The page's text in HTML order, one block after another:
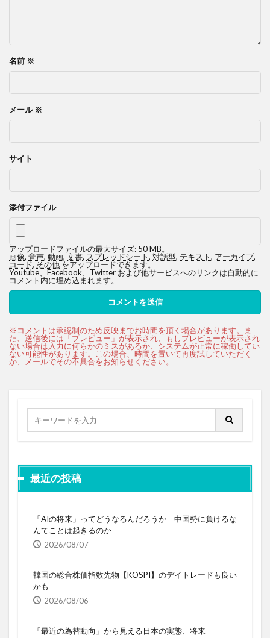
名前 ※
メール ※
サイト
添付ファイル
アップロードファイルの最大サイズ: 50 MB。
画像, 音声, 動画, 文書, スプレッドシート, 対話型, テキスト, アーカイブ,
コード,その他をアップロードできます。
Youtube、Facebook、Twitter および他サービスへのリンクは自動的に
コメント内に埋め込まれます。
最近の投稿
「AIの将来」ってどうなるんだろうか 中国勢に負けるな
んてことは起きるのか
2026/08/07
韓国の総合株価指数先物【KOSPI】のデイトレードも良い
かも
2026/08/06
「最近の為替動向」から見える日本の実態、将来